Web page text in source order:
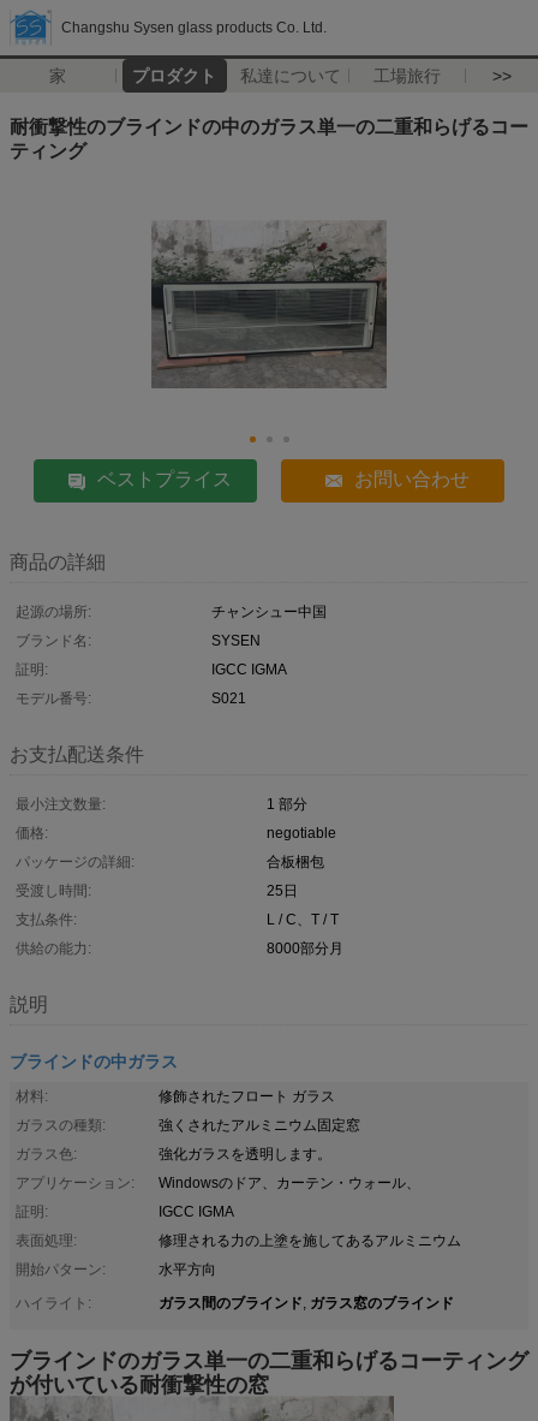
Changshu Sysen glass products Co. Ltd.
家 プロダクト 私達について 工場旅行 >>
耐衝撃性のブラインドの中のガラス単一の二重和らげるコー
ティング
ベストプライス お問い合わせ
商品の詳細
起源の場所:
チャンシュー中国
ブランド名:
SYSEN
証明:
IGCC IGMA
モデル番号:
S021
お支払配送条件
最小注文数量:
1 部分
価格:
negotiable
パッケージの詳細:
合板梱包
受渡し時間:
25日
支払条件:
L / C、T / T
供給の能力:
8000部分月
説明
ブラインドの中ガラス
材料:
修飾されたフロート ガラス
ガラスの種類:
強くされたアルミニウム固定窓
ガラス色:
強化ガラスを透明します。
アプリケーション:
Windowsのドア、カーテン・ウォール、
証明:
IGCC IGMA
表面処理:
修理される力の上塗を施してあるアルミニウム
開始パターン:
水平方向
ハイライト:
ガラス間のブラインド, ガラス窓のブラインド
ブラインドのガラス単一の二重和らげるコーティング
が付いている耐衝撃性の窓